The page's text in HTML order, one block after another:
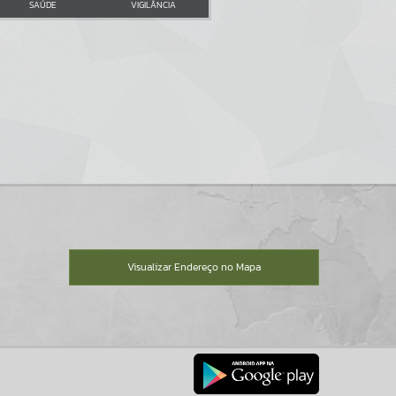
SAÚDE VIGILÂNCIA
Visualizar Endereço no Mapa